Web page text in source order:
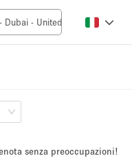
500+ m²
senza preoccupazioni!